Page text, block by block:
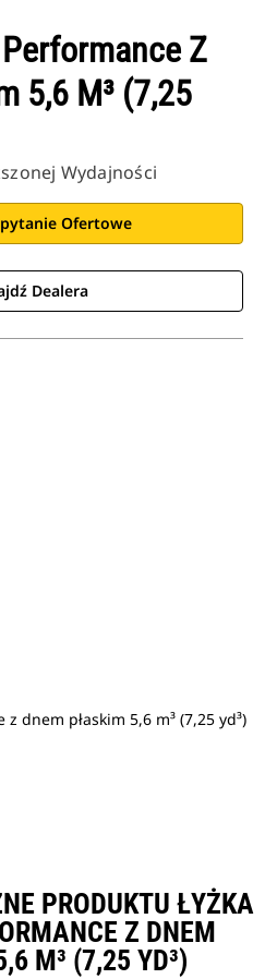
Z
5,6 M³ (7,25
Wydajności
Ofertowe
Dealera
dnem płaskim 5,6 m³ (7,25 yd³)
PRODUKTU ŁYŻKA
Z DNEM
M³ (7,25 YD³)